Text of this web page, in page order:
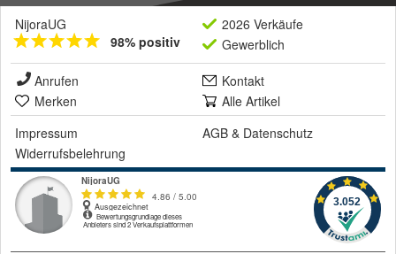
NijoraUG
98% positiv
2026 Verkäufe
Gewerblich
Anrufen
Kontakt
Merken
Alle Artikel
Impressum
AGB & Datenschutz
Widerrufsbelehrung